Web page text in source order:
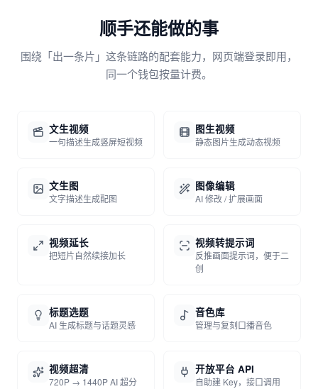
顺手还能做的事
围绕「出一条片」这条链路的配套能力，网页端登录即用，
同一个钱包按量计费。
文生视频
一句描述生成竖屏短视频
图生视频
静态图片生成动态视频
文生图
文字描述生成配图
图像编辑
AI 修改 / 扩展画面
视频延长
把短片自然续接加长
视频转提示词
反推画面提示词，便于二
创
标题选题
AI 生成标题与话题灵感
音色库
管理与复刻口播音色
视频超清
720P → 1440P AI 超分
开放平台 API
自助建 Key，接口调用